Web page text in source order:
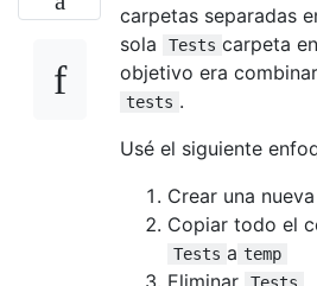
carpetas separadas
sola
Tests carpeta
objetivo era
tests .
Usé el siguiente
Crear una
Copiar todo el
Tests a temp
Eliminar Tests